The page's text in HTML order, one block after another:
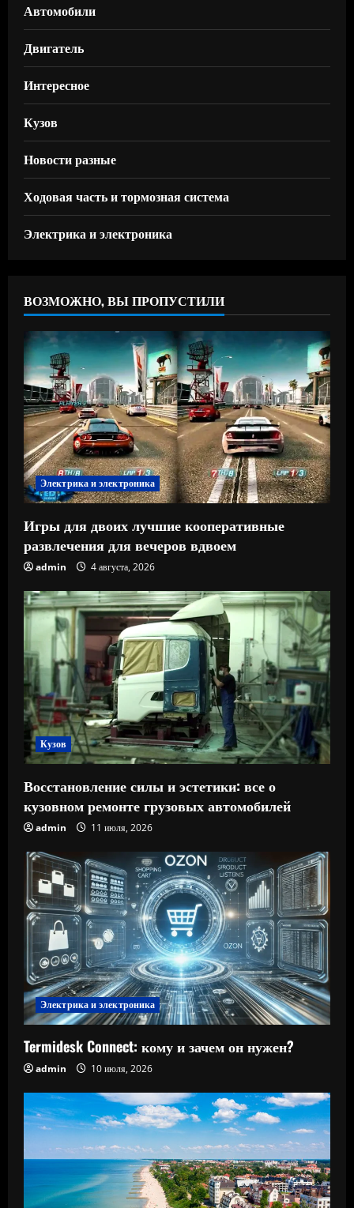
Автомобили
Двигатель
Интересное
Кузов
Новости разные
Ходовая часть и тормозная система
Электрика и электроника
ВОЗМОЖНО, ВЫ ПРОПУСТИЛИ
Электрика и электроника
Игры для двоих лучшие кооперативные
развлечения для вечеров вдвоем
admin 4 августа, 2026
Кузов
Восстановление силы и эстетики: все о
кузовном ремонте грузовых автомобилей
admin 11 июля, 2026
Электрика и электроника
Termidesk Connect: кому и зачем он нужен?
admin 10 июля, 2026